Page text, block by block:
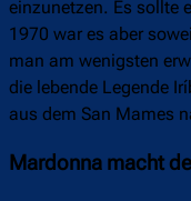
einzunetzen. Es sollte
1970 war es aber
man am wenigsten
die lebende Legende
aus dem San Mames
Mardonna macht